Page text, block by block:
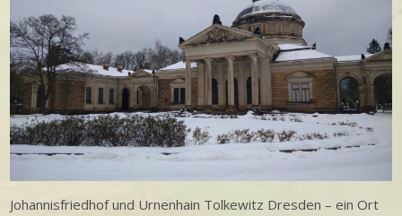
Johannisfriedhof und Urnenhain Tolkewitz Dresden – ein Ort